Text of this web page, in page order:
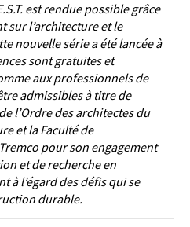
est rendue possible grâce
sur l’architecture et le
nouvelle série a été lancée à
sont gratuites et
aux professionnels de
admissibles à titre de
l’Ordre des architectes du
et la Faculté de
pour son engagement
et de recherche en
à l’égard des défis qui se
durable.